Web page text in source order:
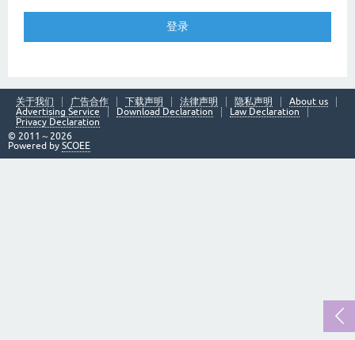
关于我们 广告合作 下载声明 法律声明 隐私声明
About us
Advertising Service
Download Declaration
Law Declaration
Privacy Declaration
© 2011～2026
Powered by SCOEE